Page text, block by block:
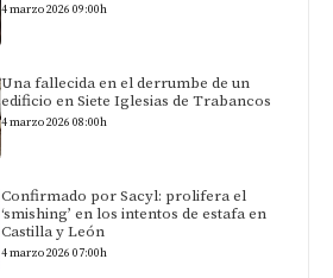
4 marzo 2026 09:00h
Una fallecida en el derrumbe de un
edificio en Siete Iglesias de Trabancos
4 marzo 2026 08:00h
Confirmado por Sacyl: prolifera el
‘smishing’ en los intentos de estafa en
Castilla y León
4 marzo 2026 07:00h